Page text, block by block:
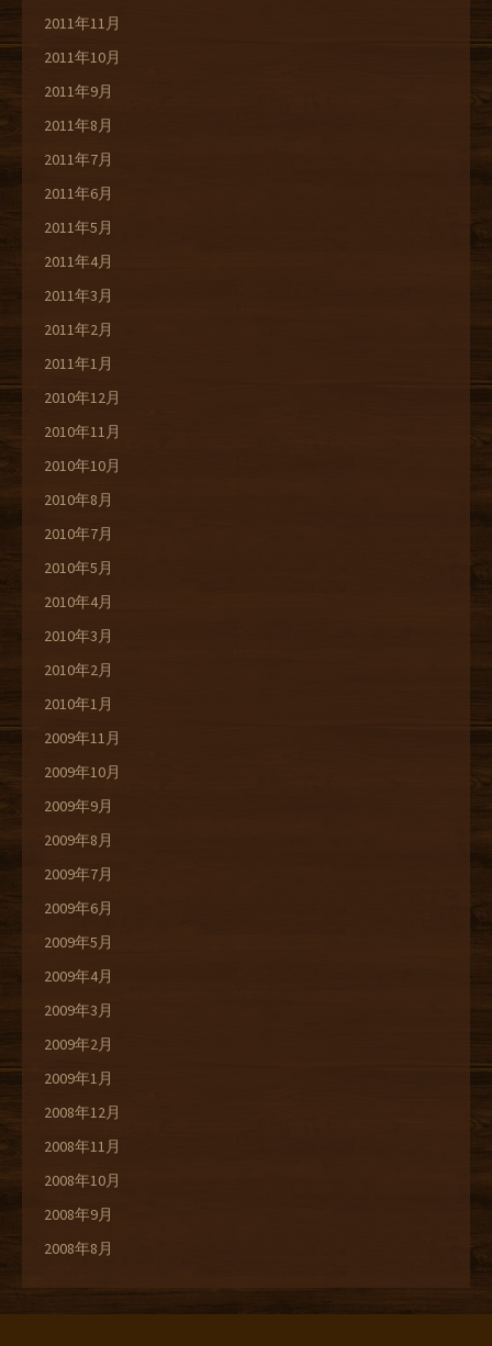
2011年11月
2011年10月
2011年9月
2011年8月
2011年7月
2011年6月
2011年5月
2011年4月
2011年3月
2011年2月
2011年1月
2010年12月
2010年11月
2010年10月
2010年8月
2010年7月
2010年5月
2010年4月
2010年3月
2010年2月
2010年1月
2009年11月
2009年10月
2009年9月
2009年8月
2009年7月
2009年6月
2009年5月
2009年4月
2009年3月
2009年2月
2009年1月
2008年12月
2008年11月
2008年10月
2008年9月
2008年8月